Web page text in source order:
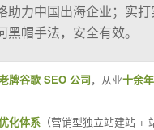
助力中国出海企业；实
帽手法，安全有效。
牌谷歌 SEO 公司，从业十余年
化体系 （营销型独立站建站